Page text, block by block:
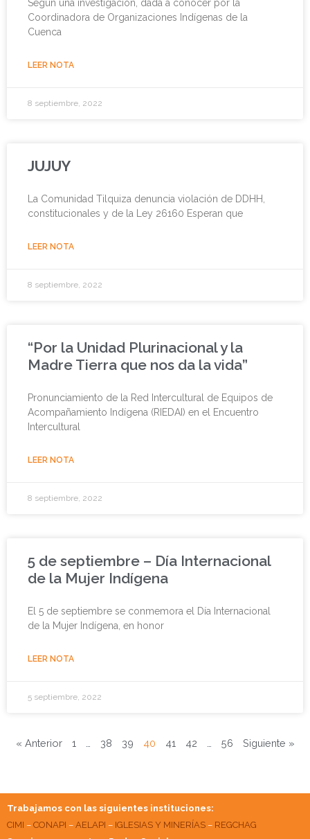
Según una investigación, dada a conocer por la
Coordinadora de Organizaciones Indígenas de la
Cuenca
LEER NOTA
8 septiembre, 2022
JUJUY
La Comunidad Tilquiza denuncia violación de DDHH,
constitucionales y de la Ley 26160 Esperan que
LEER NOTA
8 septiembre, 2022
“Por la Unidad Plurinacional y la
Madre Tierra que nos da la vida”
Pronunciamiento de la Red Intercultural de Equipos de
Acompañamiento Indígena (RIEDAI) en el Encuentro
Intercultural
LEER NOTA
8 septiembre, 2022
5 de septiembre – Día Internacional
de la Mujer Indígena
El 5 de septiembre se conmemora el Día Internacional
de la Mujer Indígena, en honor
LEER NOTA
5 septiembre, 2022
« Anterior 1 38 39 40 41 42 56 Siguiente »
Trabajamos con las siguientes instituciones:
CIMI – CONAPI – AELAPI – IGLESIAS Y MINERÍAS – REGCHAG